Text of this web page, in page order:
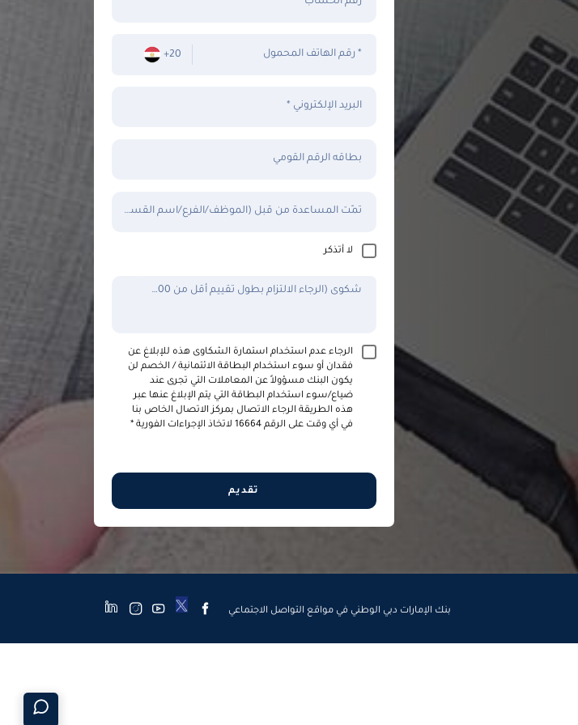
+20 رقم الهاتف المحمول *
البريد الإلكتروني *
بطاقه الرقم القومي
تمّت المساعدة من قبل (الموظف/الفرع/اسم القسم) *
لا أتذكر
شكوى (الرجاء الالتزام بطول تقييم أقل من 500 حرف)
الرجاء عدم استخدام استمارة الشكاوى هذه للإبلاغ عن
فقدان أو سوء استخدام البطاقة الائتمانية / الخصم لن
يكون البنك مسؤولاً عن المعاملات التي تجرى عند
ضياع/سوء استخدام البطاقة التي يتم الإبلاغ عنها عبر
هذه الطريقة الرجاء الاتصال بمركز الاتصال الخاص بنا
في أي وقت على الرقم 16664 لاتخاذ الإجراءات الفورية *
تقديم
بنك الإمارات دبي الوطني في مواقع التواصل الاجتماعي